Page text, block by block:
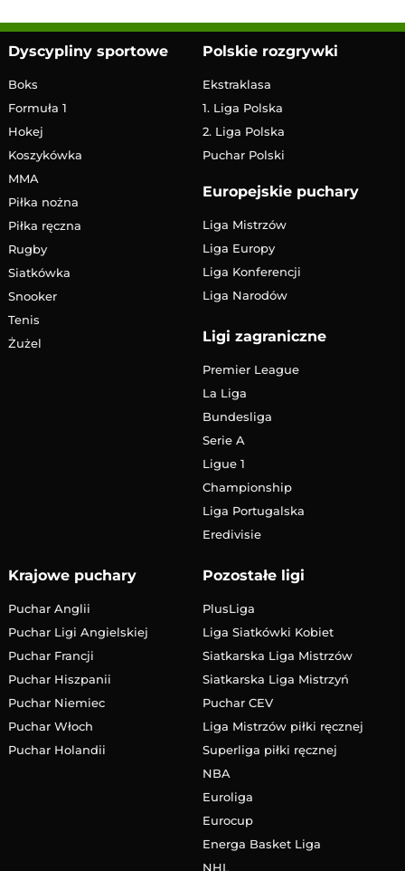
Dyscypliny sportowe
Boks
Formuła 1
Hokej
Koszykówka
MMA
Piłka nożna
Piłka ręczna
Rugby
Siatkówka
Snooker
Tenis
Żużel
Polskie rozgrywki
Ekstraklasa
1. Liga Polska
2. Liga Polska
Puchar Polski
Europejskie puchary
Liga Mistrzów
Liga Europy
Liga Konferencji
Liga Narodów
Ligi zagraniczne
Premier League
La Liga
Bundesliga
Serie A
Ligue 1
Championship
Liga Portugalska
Eredivisie
Krajowe puchary
Puchar Anglii
Puchar Ligi Angielskiej
Puchar Francji
Puchar Hiszpanii
Puchar Niemiec
Puchar Włoch
Puchar Holandii
Pozostałe ligi
PlusLiga
Liga Siatkówki Kobiet
Siatkarska Liga Mistrzów
Siatkarska Liga Mistrzyń
Puchar CEV
Liga Mistrzów piłki ręcznej
Superliga piłki ręcznej
NBA
Euroliga
Eurocup
Energa Basket Liga
NHL